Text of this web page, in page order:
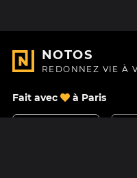
NOTOS
REDONNEZ VIE À
Fait avec à Paris